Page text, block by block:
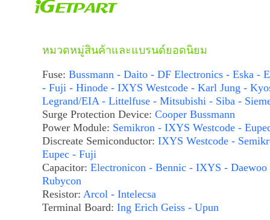
หมวดหมู่สินค้าและแบรนด์ยอดนิยม
Fuse: Bussmann - Daito - DF Electronics - Eska -
- Fuji - Hinode - IXYS Westcode - Karl Jung -
Legrand/EIA - Littelfuse - Mitsubishi - Siba -
Surge Protection Device: Cooper Bussmann
Power Module: Semikron - IXYS Westcode -
Discreate Semiconductor: IXYS Westcode -
Eupec - Fuji
Capacitor: Electronicon - Bennic - IXYS - Daewoo
Rubycon
Resistor: Arcol - Intelecsa
Terminal Board: Ing Erich Geiss - Upun